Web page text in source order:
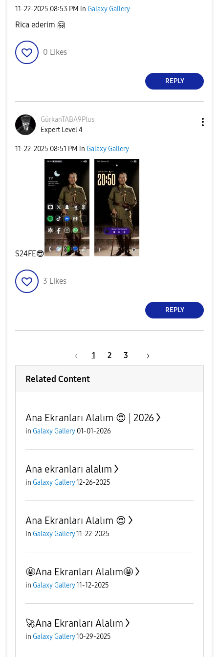
‎11-22-2025 08:53 PM in Galaxy Gallery
Rica ederim 🤗
0 Likes
REPLY
GürkanTABA9Plus
Expert Level 4
‎11-22-2025 08:51 PM in Galaxy Gallery
S24FE😎
3 Likes
REPLY
1 2 3
Related Content
Ana Ekranları Alalım 😍 | 2026
in Galaxy Gallery 01-01-2026
Ana ekranları alalım
in Galaxy Gallery12-26-2025
Ana Ekranları Alalım 😍
in Galaxy Gallery11-22-2025
🤩Ana Ekranları Alalım🤩
in Galaxy Gallery11-12-2025
🚀Ana Ekranları Alalım
in Galaxy Gallery10-29-2025